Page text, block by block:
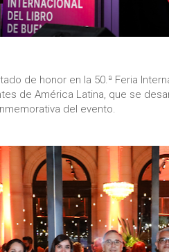
de honor en la 50.ª Feria
de América Latina, que se
del evento.